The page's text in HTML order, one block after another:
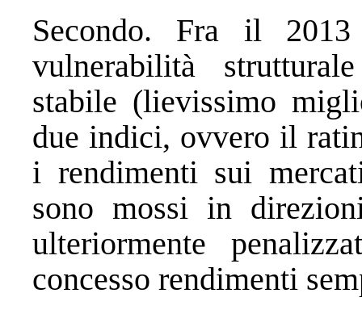
Secondo. Fra il
vulnerabilità
stabile (lievissimo
due indici, ovvero il
i rendimenti sui
sono mossi in
ulteriormente
concesso rendimenti